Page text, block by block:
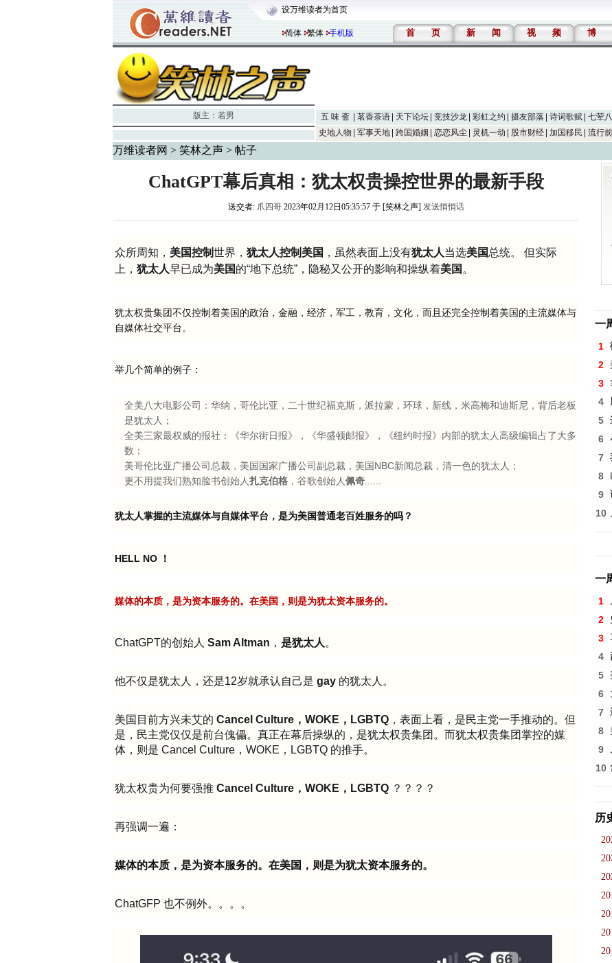
设万维读者为首页
简体 繁体 手机版 首 页 新 闻 视 频 博
版主： 若男 五 味 斋 茗香茶语 天下论坛 竞技沙龙 彩虹之约 摄友部落 诗词歌赋 七荤
史地人物
军事天地 跨国婚姻 恋恋风尘 灵机一动 股市财经 加国移民 流行
万维读者网 > 笑林之声> 帖子
ChatGPT幕后真相：犹太权贵操控世界的最新手段
送交者: 爪四哥 2023年02月12日05:35:57 于 [笑林之声] 发送悄悄话
众所周知， 美国控制世界， 犹太人控制美国 ，虽然表面上没有犹太人当选美国总统。 但实际
上， 犹太人早已成为美国的“地下总统”，隐秘又公开的影响和操纵着美国 。
犹太权贵集团不仅控制着美国的政治，金融，经济，军工，教育，文化，而且还完全控制着美国的主流媒体与
自媒体社交平台。
举几个简单的例子：
全美八大电影公司：华纳，哥伦比亚，二十世纪福克斯，派拉蒙，环球，新线，米高梅和迪斯尼，背后老板
是犹太人；
全美三家最权威的报社：《华尔街日报》，《华盛顿邮报》，《纽约时报》内部的犹太人高级编辑占了大多
数；
美哥伦比亚广播公司总裁，美国国家广播公司副总裁，美国NBC新闻总裁，清一色的犹太人；
更不用提我们熟知脸书创始人扎克伯格，谷歌创始人佩奇......
犹太人掌握的主流媒体与自媒体平台，是为美国普通老百姓服务的吗？
HELL NO ！
媒体的本质，是为资本服务的。在美国，则是为犹太资本服务的。
ChatGPT的创始人 Sam Altman ， 是犹太人 。
他不仅是犹太人，还是12岁就承认自己是 gay 的犹太人。
美国目前方兴未艾的 Cancel Culture，WOKE，LGBTQ，表面上看，是民主党一手推动的。但
是，民主党仅仅是前台傀儡。真正在幕后操纵的，是犹太权贵集团。而犹太权贵集团掌控的媒
体，则是 Cancel Culture，WOKE，LGBTQ 的推手。
犹太权贵为何要强推 Cancel Culture，WOKE，LGBTQ ？？？？
再强调一遍：
媒体的本质，是为资本服务的。在美国，则是为犹太资本服务的。
ChatGFP 也不例外。。。。
一
1
2
3
4
5
6
7
8
9
10
一
1
2
3
4
5
6
7
8
9
10
历